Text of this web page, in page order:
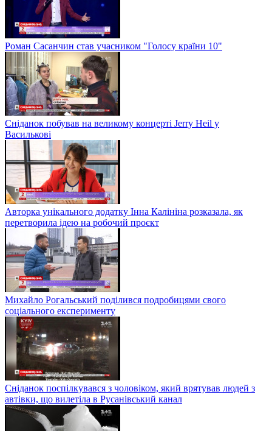
Роман Сасанчин став учасником "Голосу країни 10"
Сніданок побував на великому концерті Jerry Heil у
Василькові
Авторка унікального додатку Інна Калініна розказала, як
перетворила ідею на робочий проєкт
Михайло Рогальський поділився подробицями свого
соціального експерименту
Сніданок поспілкувався з чоловіком, який врятував людей з
автівки, що вилетіла в Русанівський канал